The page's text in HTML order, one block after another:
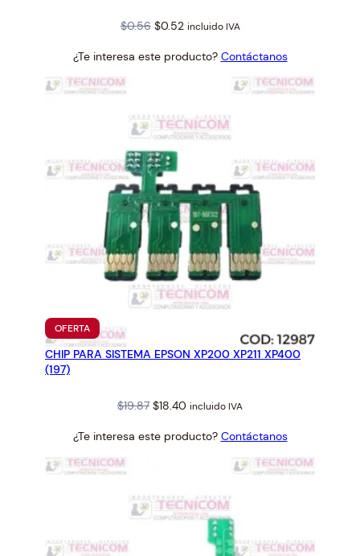
$0.56 Original
was:
$0.52Current
is:
incluido IVA
¿Te interesa este producto? Contáctanos
OFERTAPRODUCTO
EN
OFERTA
CHIP PARA SISTEMA EPSON XP200 XP211 XP400
(197)
$19.87 Original
was:
$18.40 Current
is:
incluido IVA
¿Te interesa este producto? Contáctanos